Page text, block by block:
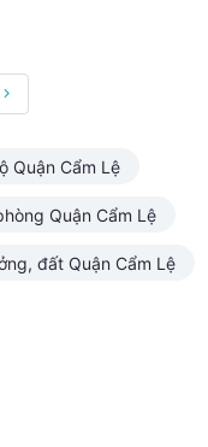
Quận Cẩm Lệ
Quận Cẩm Lệ
đất Quận Cẩm Lệ